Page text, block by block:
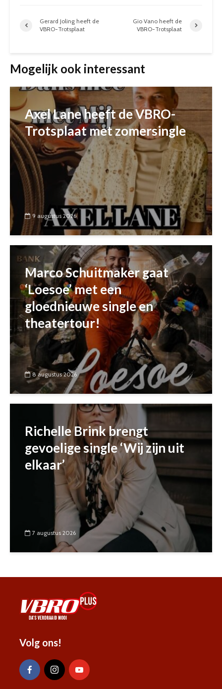
Gerard Joling heeft de
VBRO-Trotsplaat
Gio Vano heeft de
VBRO-Trotsplaat
Mogelijk ook interessant
Axel Lane heeft de VBRO-
Trotsplaat met zomersingle
9 augustus 2026
Marco Schuitmaker gaat
‘Loesoe’ met een
gloednieuwe single en
theatertour!
8 augustus 2026
Richelle Brink brengt
gevoelige single ‘Wij zijn uit
elkaar’
7 augustus 2026
Volg ons!